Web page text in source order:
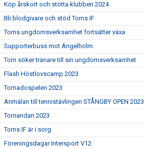
Köp årskort och stötta klubben 2024
Bli blodgivare och stöd Torns IF
Torns ungdomsverksamhet fortsätter växa
Supporterbuss mot Ängelholm
Torn söker tränare till sin ungdomsverksamhet
Flash Höstlovscamp 2023
Tornadospelen 2023
Anmälan till tennistävlingen STÅNGBY OPEN 2023
Tornandan 2023
Torns IF är i sorg
Föreningsdagar Intersport V12